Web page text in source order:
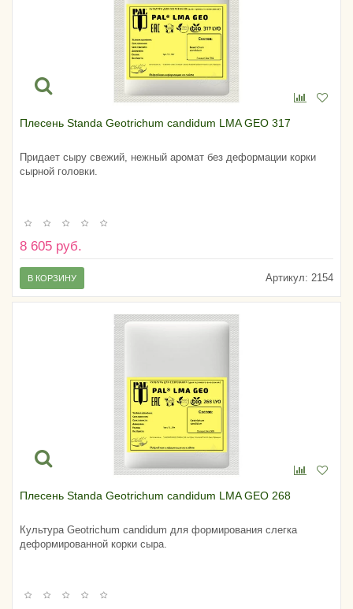
Плесень Standa Geotrichum candidum LMA GEO 317
Придает сыру свежий, нежный аромат без деформации корки
сырной головки.
8 605 руб.
Артикул: 2154
В КОРЗИНУ
Плесень Standa Geotrichum candidum LMA GEO 268
Культура Geotrichum candidum для формирования слегка
деформированной корки сыра.